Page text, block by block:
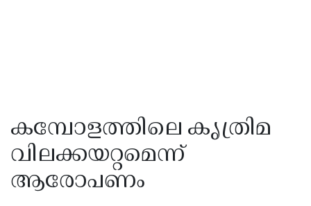
കമ്പോളത്തിലെ കൃത്രിമ
വിലക്കയറ്റമെന്ന്
ആരോപണം